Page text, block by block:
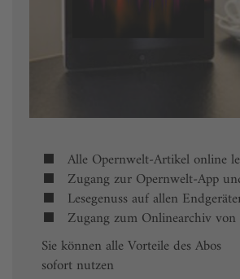
Alle Opernwelt-Artikel online
Zugang zur Opernwelt-App
Lesegenuss auf allen
Zugang zum Onlinearchiv
Sie können alle Vorteile des Abos
sofort nutzen